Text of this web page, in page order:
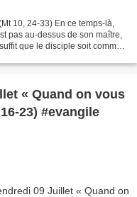
10, 24-33) En ce temps-là,
pas au-dessus de son maître,
que le disciple soit comme
« Quand on vous
23) #evangile